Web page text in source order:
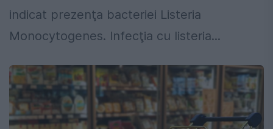
indicat prezenţa bacteriei Listeria
Monocytogenes. Infecţia cu listeria...